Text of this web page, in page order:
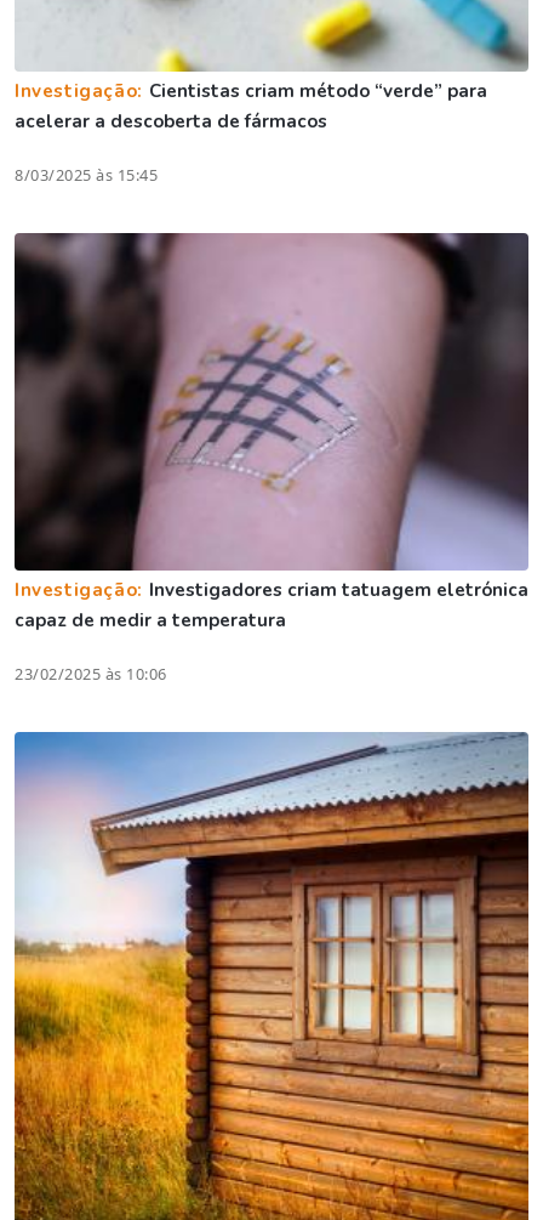
Investigação: Cientistas criam método “verde” para
acelerar a descoberta de fármacos
8/03/2025 às 15:45
Investigação: Investigadores criam tatuagem eletrónica
capaz de medir a temperatura
23/02/2025 às 10:06